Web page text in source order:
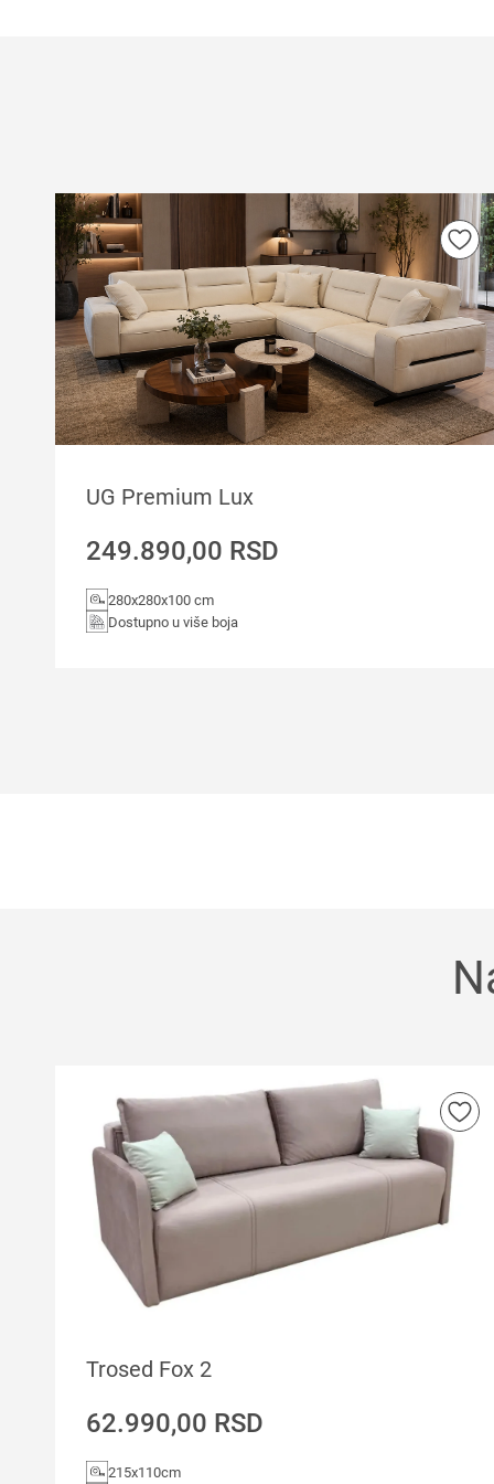
UG Premium Lux
249.890,00 RSD
280x280x100 cm
Dostupno u više boja
Trosed Fox 2
62.990,00 RSD
215x110cm